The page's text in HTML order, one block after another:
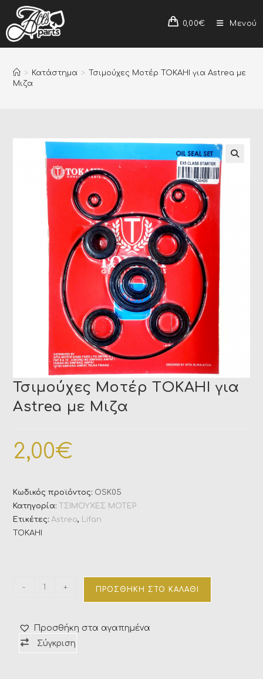
0,00€ Μενού
> Κατάστημα >
Τσιμούχες Μοτέρ TOKAHI για Astrea με
Μιζα
Τσιμούχες Μοτέρ TOKAHI για
Astrea με Μιζα
2,00€
Κωδικός προϊόντος: OSK05
Κατηγορία:
ΤΣΙΜΟΥΧΕΣ ΜΟΤΕΡ
Ετικέτες:Astrea, Lifan
TOKAHI
- + ΠΡΟΣΘΉΚΗ ΣΤΟ ΚΑΛΆΘΙ
Προσθήκη στα αγαπημένα
Σύγκριση